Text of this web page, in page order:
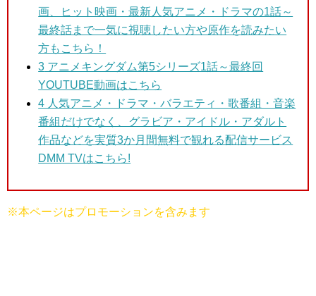
画、ヒット映画・最新人気アニメ・ドラマの1話～
最終話まで一気に視聴したい方や原作を読みたい
方もこちら！
3 アニメキングダム第5シリーズ1話～最終回
YOUTUBE動画はこちら
4 人気アニメ・ドラマ・バラエティ・歌番組・音楽
番組だけでなく、グラビア・アイドル・アダルト
作品などを実質3か月間無料で観れる配信サービス
DMM TVはこちら!
※本ページはプロモーションを含みます